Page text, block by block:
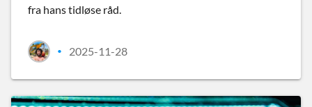
fra hans tidløse råd.
• 2025-11-28